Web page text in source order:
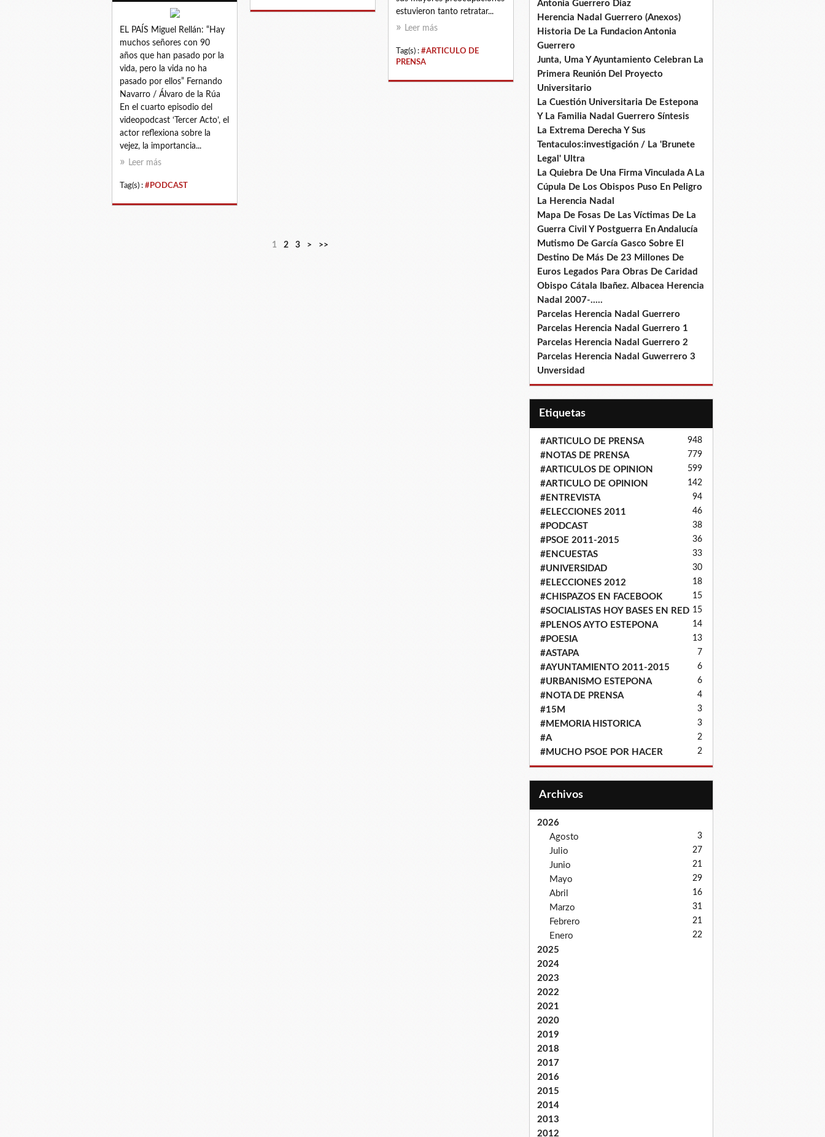
estuvieron tanto retratar...
Leer más
Tag(s) : #ARTICULO DE
PRENSA
EL PAÍS Miguel Rellán: “Hay
muchos señores con 90
años que han pasado por la
vida, pero la vida no ha
pasado por ellos” Fernando
Navarro / Álvaro de la Rúa
En el cuarto episodio del
videopodcast ‘Tercer Acto’, el
actor reflexiona sobre la
vejez, la importancia...
Leer más
Tag(s) : #PODCAST
1 2 3 > >>
Antonia Guerrero Diaz
Herencia Nadal Guerrero (Anexos)
Historia De La Fundacion Antonia
Guerrero
Junta, Uma Y Ayuntamiento Celebran La
Primera Reunión Del Proyecto
Universitario
La Cuestión Universitaria De Estepona
Y La Familia Nadal Guerrero Síntesis
La Extrema Derecha Y Sus
Tentaculos:investigación / La 'Brunete
Legal' Ultra
La Quiebra De Una Firma Vinculada A La
Cúpula De Los Obispos Puso En Peligro
La Herencia Nadal
Mapa De Fosas De Las Víctimas De La
Guerra Civil Y Postguerra En Andalucía
Mutismo De García Gasco Sobre El
Destino De Más De 23 Millones De
Euros Legados Para Obras De Caridad
Obispo Cátala Ibañez. Albacea Herencia
Nadal 2007-.....
Parcelas Herencia Nadal Guerrero
Parcelas Herencia Nadal Guerrero 1
Parcelas Herencia Nadal Guerrero 2
Parcelas Herencia Nadal Guwerrero 3
Unversidad
Etiquetas
#ARTICULO DE PRENSA 948
#NOTAS DE PRENSA 779
#ARTICULOS DE OPINION 599
#ARTICULO DE OPINION 142
#ENTREVISTA 94
#ELECCIONES 2011 46
#PODCAST 38
#PSOE 2011-2015 36
#ENCUESTAS 33
#UNIVERSIDAD 30
#ELECCIONES 2012 18
#CHISPAZOS EN FACEBOOK 15
#SOCIALISTAS HOY BASES EN RED 15
#PLENOS AYTO ESTEPONA 14
#POESIA 13
#ASTAPA 7
#AYUNTAMIENTO 2011-2015 6
#URBANISMO ESTEPONA 6
#NOTA DE PRENSA 4
#15M 3
#MEMORIA HISTORICA 3
#A 2
#MUCHO PSOE POR HACER 2
Archivos
2026
Agosto
3
Julio 27
Junio 21
Mayo 29
Abril 16
Marzo 31
Febrero 21
Enero 22
2025
2024
2023
2022
2021
2020
2019
2018
2017
2016
2015
2014
2013
2012